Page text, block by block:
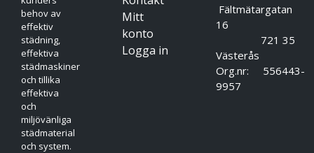
behov av
effektiv
städning,
effektiva
städmaskiner
och tillika
effektiva
och
miljövänliga
städmaterial
och system.
Mitt
konto
Logga in
Fältmätargatan
16
721 35
Västerås
Org.nr: 556443-
9957